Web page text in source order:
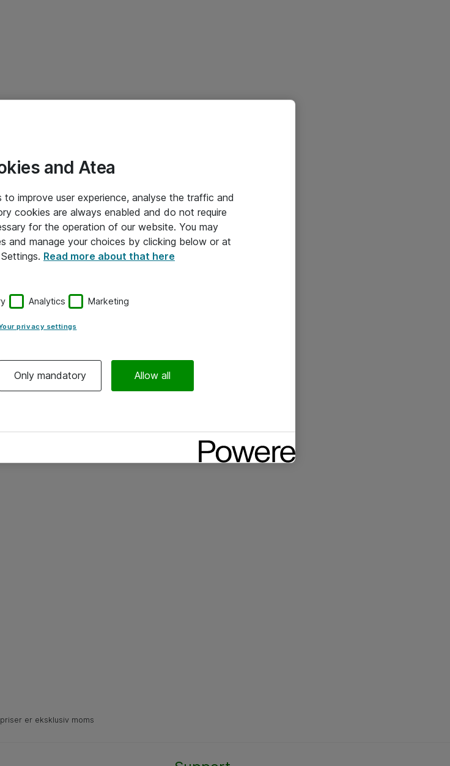
er eksklusiv moms
and Atea
improve user experience, analyse the traffic and
cookies are always enabled and do not require
for the operation of our website. You may
and manage your choices by clicking below or at
Read more about that here
Analytics Marketing
privacy settings
Only mandatory Allow all